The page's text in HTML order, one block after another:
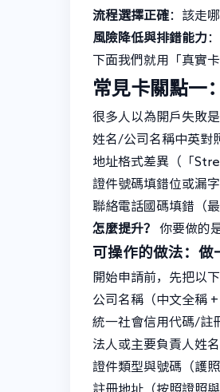
流程選擇正確：該走
風險降低與排錯能力
下面我們就用「真實
常見卡關點一
很多人以為開戶失敗
姓名/公司名稱中英對
地址格式差異（「
證件號碼填錯位或漏字
聯絡電話國碼填錯（
怎麼提升？
你要做的
可操作的做法：做
開始申請前，先把以
公司名稱（中文全稱 +
統一社會信用代碼/註
法人或主要負責人姓
證件類型與號碼（護
註冊地址（按照證照